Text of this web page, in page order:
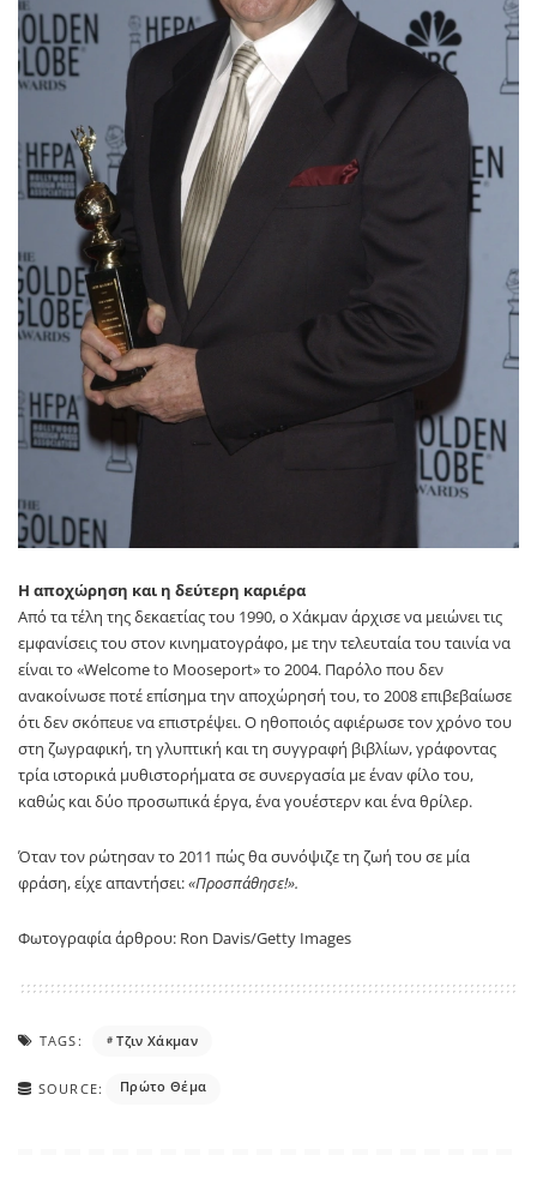
Η αποχώρηση και η δεύτερη καριέρα
Από τα τέλη της δεκαετίας του 1990, ο Χάκμαν άρχισε να μειώνει τις
εμφανίσεις του στον κινηματογράφο, με την τελευταία του ταινία να
είναι το «Welcome to Mooseport» το 2004. Παρόλο που δεν
ανακοίνωσε ποτέ επίσημα την αποχώρησή του, το 2008 επιβεβαίωσε
ότι δεν σκόπευε να επιστρέψει. Ο ηθοποιός αφιέρωσε τον χρόνο του
στη ζωγραφική, τη γλυπτική και τη συγγραφή βιβλίων, γράφοντας
τρία ιστορικά μυθιστορήματα σε συνεργασία με έναν φίλο του,
καθώς και δύο προσωπικά έργα, ένα γουέστερν και ένα θρίλερ.
Όταν τον ρώτησαν το 2011 πώς θα συνόψιζε τη ζωή του σε μία
φράση, είχε απαντήσει:«Προσπάθησε!».
Φωτογραφία άρθρου: Ron Davis/Getty Images
TAGS: Τζιν Χάκμαν
SOURCE: Πρώτο Θέμα